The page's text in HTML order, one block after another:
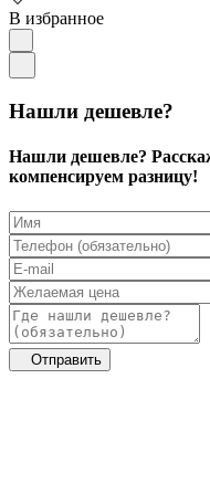
В избранное
Нашли дешевле?
Нашли дешевле?
компенсируем разницу!
Отправить